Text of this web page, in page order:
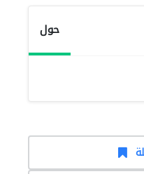
حول